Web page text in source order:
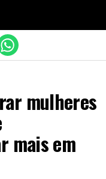
mulheres
mais em